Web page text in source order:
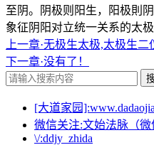
至阴。阴极则阳生，阳极則
象征阴阳对立统一关系的太极
上一章·无极生太极,太极生
下一章·没有了！
[大道家园
微信关注:文始法脉（微
\/:ddjy_zhida